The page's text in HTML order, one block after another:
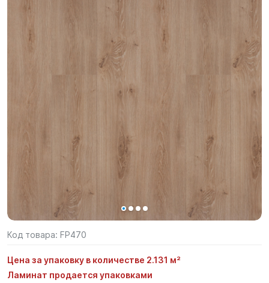
Код товара: FP470
Цена за упаковку в количестве 2.131 м²
Ламинат продается упаковками